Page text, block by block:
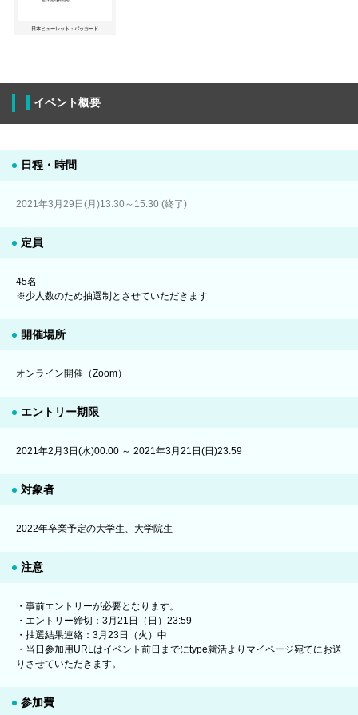
日本ヒューレット・パッカード
イベント概要
日程・時間
2021年3月29日(月)13:30～15:30 (終了)
定員
45名
※少人数のため抽選制とさせていただきます
開催場所
オンライン開催（Zoom）
エントリー期限
2021年2月3日(水)00:00 ～ 2021年3月21日(日)23:59
対象者
2022年卒業予定の大学生、大学院生
注意
・事前エントリーが必要となります。
・エントリー締切：3月21日（日）23:59
・抽選結果連絡：3月23日（火）中
・当日参加用URLはイベント前日までにtype就活よりマイページ宛てにお送
りさせていただきます。
参加費